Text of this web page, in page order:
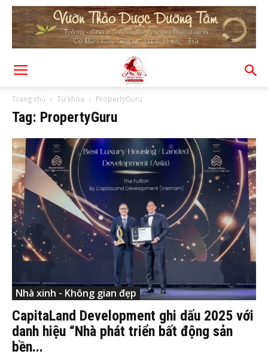
Trang chủ Từ khóa PropertyGuru
Tag: PropertyGuru
Nhà xinh - Không gian đẹp
CapitaLand Development ghi dấu 2025 với
danh hiệu “Nhà phát triển bất động sản
bền...